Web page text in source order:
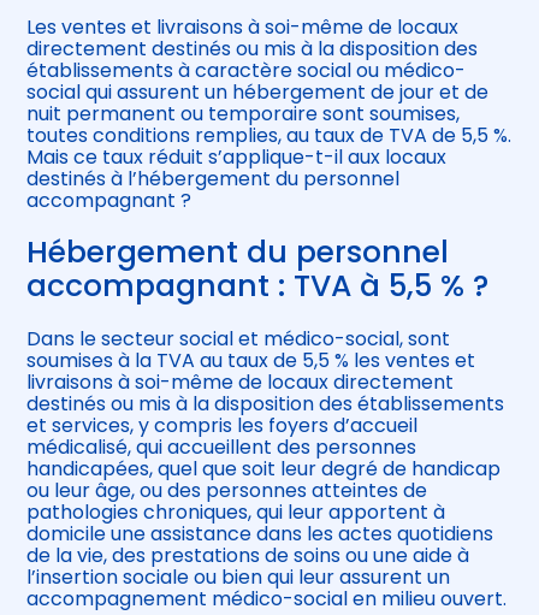
Être prêt pour la facturation
électronique
Les ventes et livraisons à soi-même de locaux
directement destinés ou mis à la disposition des
établissements à caractère social ou médico-
social qui assurent un hébergement de jour et de
nuit permanent ou temporaire sont soumises,
toutes conditions remplies, au taux de TVA de 5,5 %.
Mais ce taux réduit s’applique-t-il aux locaux
destinés à l’hébergement du personnel
accompagnant ?
Hébergement du personnel
accompagnant : TVA à 5,5 % ?
Dans le secteur social et médico-social, sont
soumises à la TVA au taux de 5,5 % les ventes et
livraisons à soi-même de locaux directement
destinés ou mis à la disposition des établissements
et services, y compris les foyers d’accueil
médicalisé, qui accueillent des personnes
handicapées, quel que soit leur degré de handicap
ou leur âge, ou des personnes atteintes de
pathologies chroniques, qui leur apportent à
domicile une assistance dans les actes quotidiens
de la vie, des prestations de soins ou une aide à
l’insertion sociale ou bien qui leur assurent un
accompagnement médico-social en milieu ouvert.